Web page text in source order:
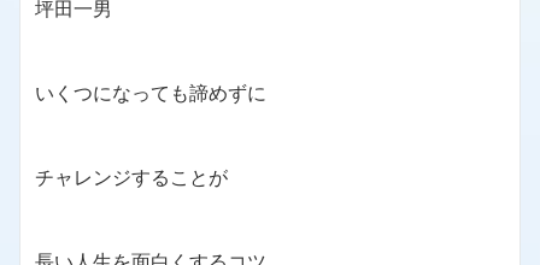
坪田一男
いくつになっても諦めずに
チャレンジすることが